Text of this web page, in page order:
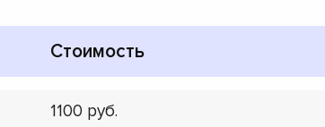
Стоимость
1100